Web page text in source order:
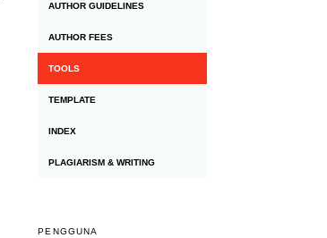
AUTHOR GUIDELINES
AUTHOR FEES
TOOLS
TEMPLATE
INDEX
PLAGIARISM & WRITING
PENGGUNA